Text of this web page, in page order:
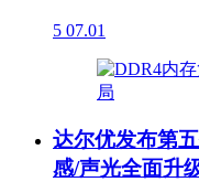
5 07.01
达尔优发布第
感/声光全面升